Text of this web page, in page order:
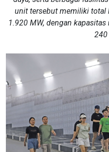
unit tersebut memiliki total
1.920 MW, dengan
240